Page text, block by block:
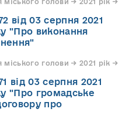
голови → 2021 рік →
від 03 серпня 2021
"Про виконання
голови → 2021 рік →
від 03 серпня 2021
"Про громадське
про